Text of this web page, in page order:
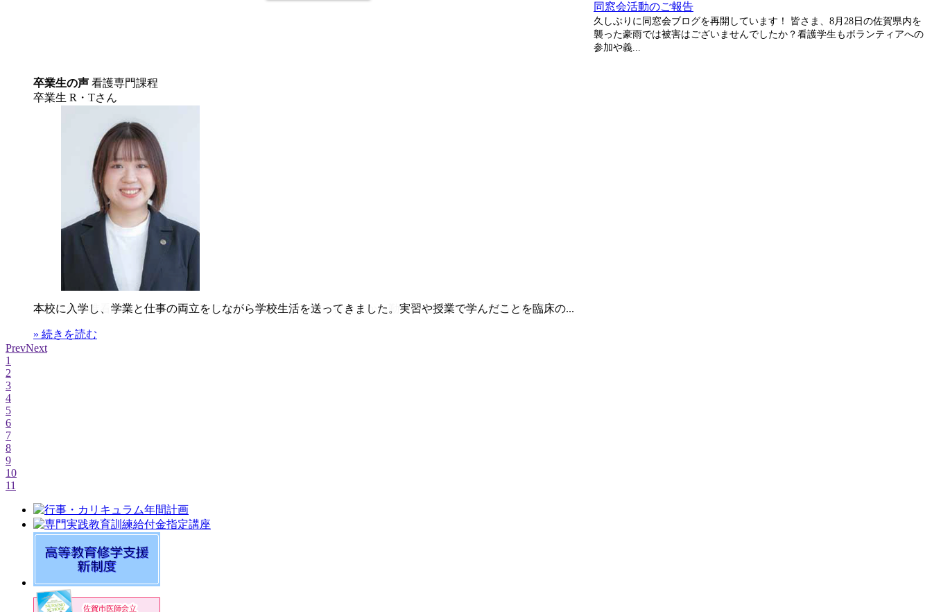
同窓会活動のご報告
久しぶりに同窓会ブログを再開しています！ 皆さま、8月28日の佐賀県内を
襲った豪雨では被害はございませんでしたか？看護学生もボランティアへの
参加や義...
卒業生の声 看護専門課程
卒業生 R・Tさん
本校に入学し、学業と仕事の両立をしながら学校生活を送ってきました。実習や授業で学んだことを臨床の...
» 続きを読む
卒業生の声 看護専門課程
卒業生 S・Mさん
私は３年間准看護師として働いた後に本校に入学しました。社会人から勤労学生となり、入学当初は学業と...
» 続きを読む
PrevNext
1
2
3
4
5
6
7
8
9
10
11